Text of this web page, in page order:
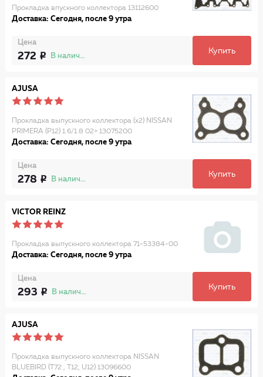
Прокладка впускного коллектора 13112600
Доставка: Сегодня, после 9 утра
Цена
272 В наличии
Купить
AJUSA
Прокладка выпускного коллектора (x2) NISSAN
PRIMERA (P12) 1.6/1.8 02> 13075200
Доставка: Сегодня, после 9 утра
Цена
278 В наличии
Купить
VICTOR REINZ
Прокладка выпускного коллектора 71-53384-00
Доставка: Сегодня, после 9 утра
Цена
293 В наличии
Купить
AJUSA
Прокладка выпускного коллектора NISSAN
BLUEBIRD (T72 , T12, U12) 13096600